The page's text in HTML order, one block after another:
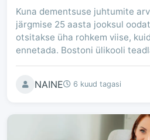
Kuna dementsuse juhtumite
järgmise 25 aasta jooksul
otsitakse üha rohkem viise,
ennetada. Bostoni ülikooli
NAINE 6 kuud tagasi